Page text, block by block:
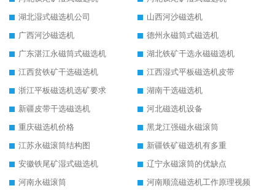
湖北湿式磁选机公司
山西河沙磁选机
广西河沙磁选机
德州永磁筒式磁选机
广东湛江永磁筒式磁选机
湖北铁矿干选永磁磁选机
江西贫铁矿干选磁选机
江西湿式平板磁选机皮带
浙江平板磁选机选矿要求
湖南干选磁选机
新疆皮带干选磁选机
河北磁选机设备
重庆磁选机价格
黑龙江强磁永磁滚筒
江苏永磁滚筒结构图
新疆铁矿磁选机有多重
安徽铁尾矿湿式磁选机
辽宁永磁滚筒的优缺点
河南永磁滚筒
河南顺流磁选机工作原理视频